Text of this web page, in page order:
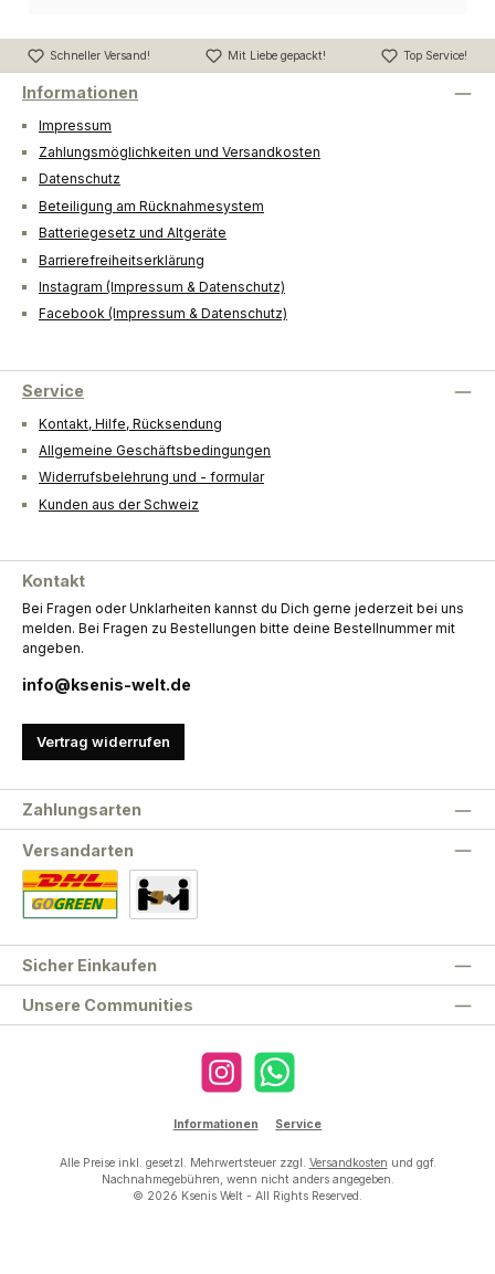
Schneller Versand! Mit Liebe gepackt! Top Service!
Informationen
Impressum
Zahlungsmöglichkeiten und Versandkosten
Datenschutz
Beteiligung am Rücknahmesystem
Batteriegesetz und Altgeräte
Barrierefreiheitserklärung
Instagram (Impressum & Datenschutz)
Facebook (Impressum & Datenschutz)
Service
Kontakt, Hilfe, Rücksendung
Allgemeine Geschäftsbedingungen
Widerrufsbelehrung und - formular
Kunden aus der Schweiz
Kontakt
Bei Fragen oder Unklarheiten kannst du Dich gerne jederzeit bei uns
melden. Bei Fragen zu Bestellungen bitte deine Bestellnummer mit
angeben.
info@ksenis-welt.de
Vertrag widerrufen
Unsere Communities
Zahlungsarten
Versandarten
Sicher Einkaufen
Instagram WhatsApp
Informationen Service
Alle Preise inkl. gesetzl. Mehrwertsteuer zzgl. Versandkosten und ggf.
Nachnahmegebühren, wenn nicht anders angegeben.
© 2026 Ksenis Welt - All Rights Reserved.